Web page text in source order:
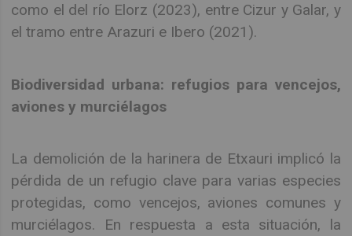
como el del río Elorz (2023), entre Cizur y Galar, y
el tramo entre Arazuri e Ibero (2021).
Biodiversidad urbana: refugios para vencejos,
aviones y murciélagos
La demolición de la harinera de Etxauri implicó la
pérdida de un refugio clave para varias especies
protegidas, como vencejos, aviones comunes y
murciélagos. En respuesta a esta situación, la